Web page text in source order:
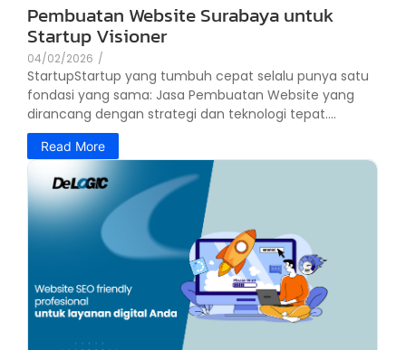
Pembuatan Website Surabaya untuk
Startup Visioner
04/02/2026 /
StartupStartup yang tumbuh cepat selalu punya satu
fondasi yang sama: Jasa Pembuatan Website yang
dirancang dengan strategi dan teknologi tepat....
Read More